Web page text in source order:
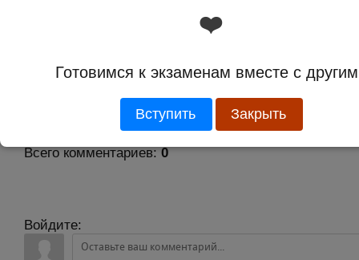
❤️
Готовимся к экзаменам вместе с
Вступить Закрыть
Комментарии
Всего комментариев:0
Войдите: